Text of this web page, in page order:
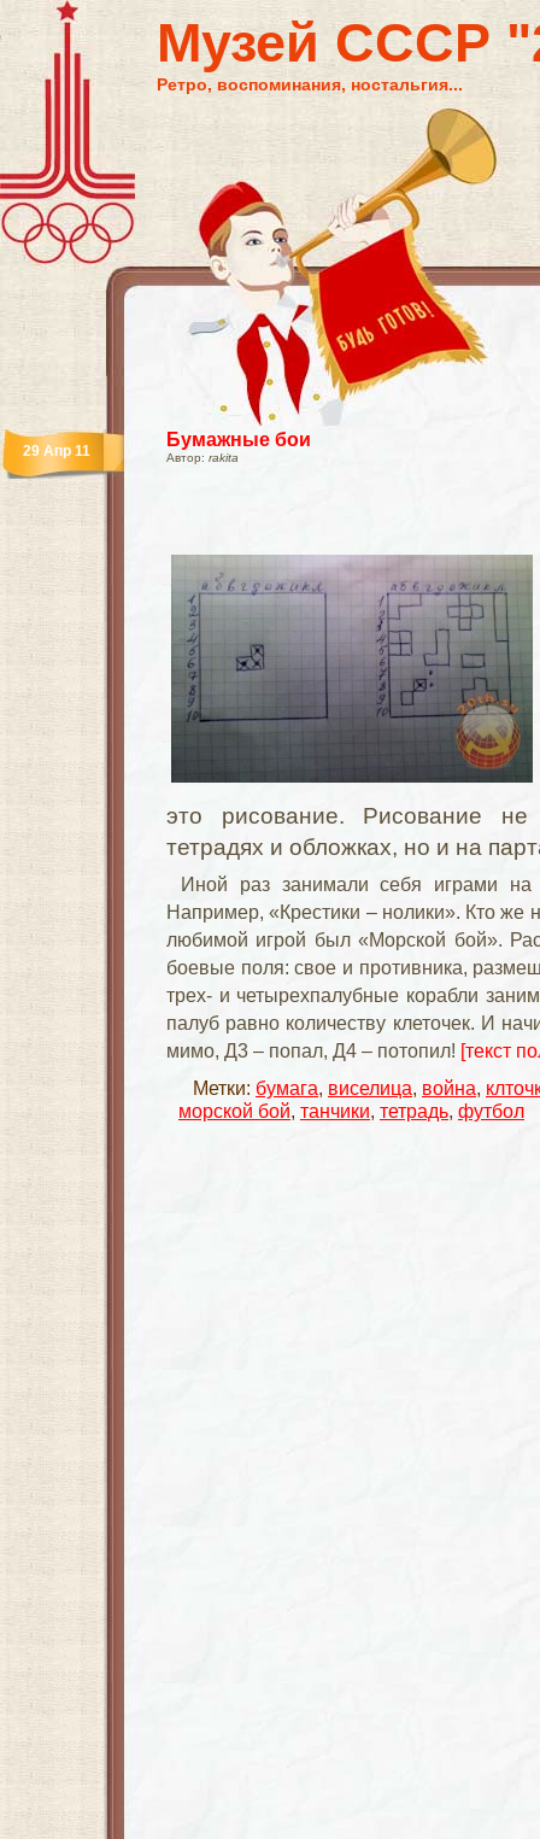
Музей СССР
Ретро, воспоминания, ностальгия...
Бумажные бои
Автор: rakita
29 Апр 11
это рисование. Рисование
тетрадях и обложках, но и на
Иной раз занимали себя играми
Например, «Крестики – нолики». Кто же
любимой игрой был «Морской бой».
боевые поля: свое и противника,
трех- и четырехпалубные корабли
палуб равно количеству клеточек. И
мимо, Д3 – попал, Д4 – потопил! [текст
Метки: бумага, виселица, война,
морской бой, танчики, тетрадь, футбол